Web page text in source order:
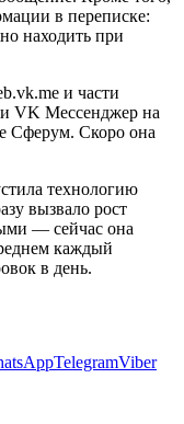
в переписке:
находить при
и части
VK Мессенджер на
Сферум. Скоро она
технологию
вызвало рост
— сейчас она
каждый
в день.
TelegramViber